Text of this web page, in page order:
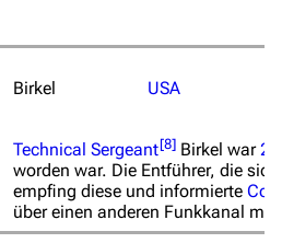
Birkel USA
Technical Sergeant[8] Birkel war
worden war. Die Entführer, die
empfing diese und informierte
über einen anderen Funkkanal